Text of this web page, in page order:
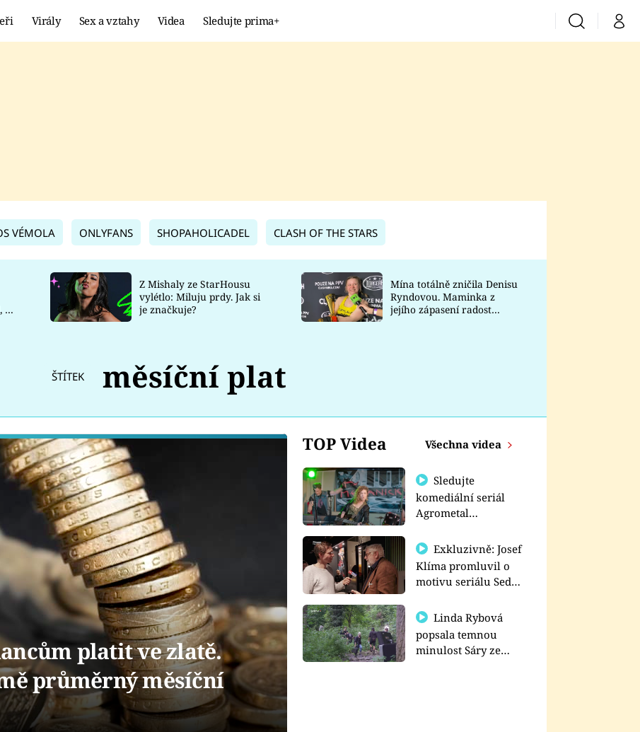
Virály Sex a vztahy Videa Sledujte prima+ VyhledáváníMůj
Prima Lajk
Sledujte nás
VÉMOLA ONLYFANS SHOPAHOLICADEL CLASH OF THE STARS
Z Mishaly ze StarHousu
vylétlo: Miluju prdy. Jak si
je značkuje?
Mína totálně zničila Denisu
Ryndovou. Maminka z
jejího zápasení radost
ŠTÍTEK měsíční plat
TOP Videa Všechna videa
Sledujte
komediální seriál
Agrometal
prima+
Exkluzivně: Josef
Klíma promluvil o
motivu seriálu Sedm
Linda Rybová
popsala temnou
minulost Sáry ze
platit ve zlatě.
průměrný měsíční